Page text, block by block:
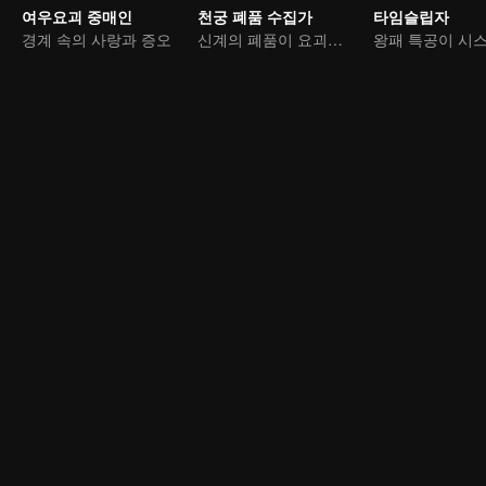
여우요괴 중매인
경계 속의 사랑과 증오
천궁 폐품 수집가
신계의 폐품이 요괴와 마물을 처단한다
타임슬립자